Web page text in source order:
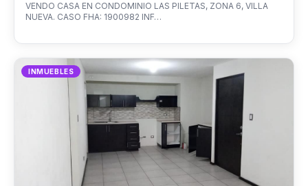
VENDO CASA EN CONDOMINIO LAS PILETAS, ZONA 6, VILLA
NUEVA. CASO FHA: 1900982 INF…
INMUEBLES